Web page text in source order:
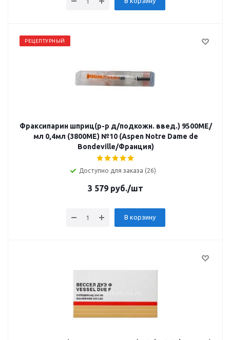
РЕЦЕПТУРНЫЙ
Фраксипарин шприц(р-р д/подкожн. введ.) 9500МЕ/
мл 0,4мл (3800МЕ) №10 (Aspen Notre Dame de
Bondeville/Франция)
Доступно для заказа (26)
3 579 руб./шт
В корзину